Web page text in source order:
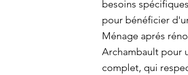
besoins
pour bénéficier
Ménage aprés
Archambault pour
complet, qui